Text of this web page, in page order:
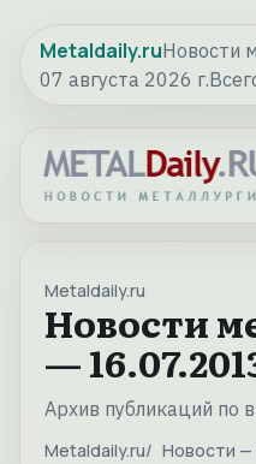
Metaldaily.ruНовости
07 августа 2026 г.
Metaldaily.ru
Новости
—
Архив публикаций по
Metaldaily.ru Новости —